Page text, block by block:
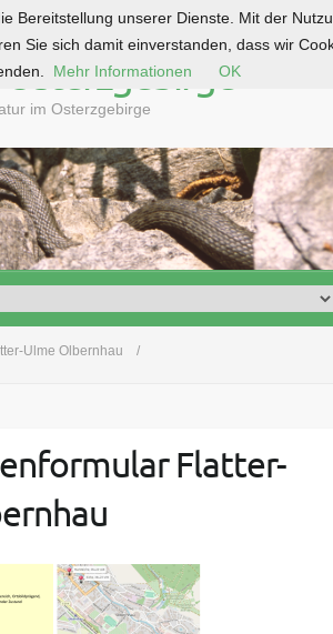
Osterzgebirge
im Osterzgebirge
Ulme Olbernhau
Flatter-
Bereitstellung unserer Dienste. Mit der
Sie sich damit einverstanden, dass wir
Mehr Informationen OK